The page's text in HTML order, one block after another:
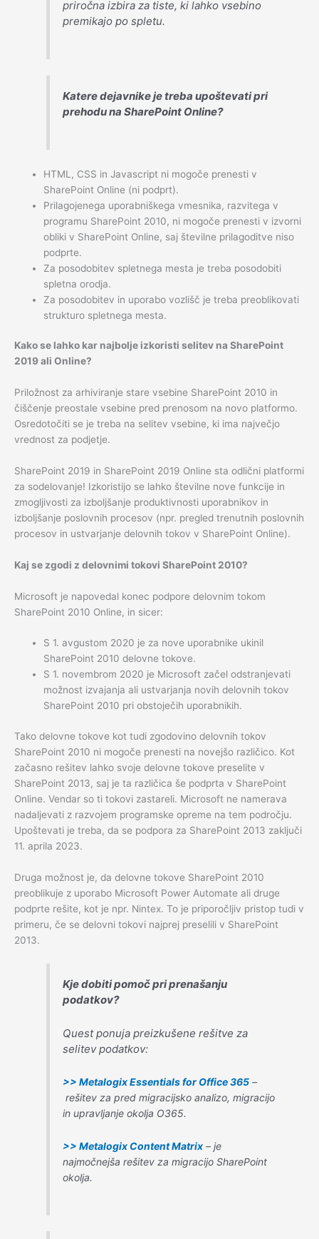
priročna izbira za tiste, ki lahko vsebino
premikajo po spletu.
Katere dejavnike je treba upoštevati pri
prehodu na SharePoint Online?
HTML, CSS in Javascript ni mogoče prenesti v
SharePoint Online (ni podprt).
Prilagojenega uporabniškega vmesnika, razvitega v
programu SharePoint 2010, ni mogoče prenesti v izvorni
obliki v SharePoint Online, saj številne prilagoditve niso
podprte.
Za posodobitev spletnega mesta je treba posodobiti
spletna orodja.
Za posodobitev in uporabo vozlišč je treba preoblikovati
strukturo spletnega mesta.
Kako se lahko kar najbolje izkoristi selitev na SharePoint
2019 ali Online?
Priložnost za arhiviranje stare vsebine SharePoint 2010 in
čiščenje preostale vsebine pred prenosom na novo platformo.
Osredotočiti se je treba na selitev vsebine, ki ima največjo
vrednost za podjetje.
SharePoint 2019 in SharePoint 2019 Online sta odlični platformi
za sodelovanje! Izkoristijo se lahko številne nove funkcije in
zmogljivosti za izboljšanje produktivnosti uporabnikov in
izboljšanje poslovnih procesov (npr. pregled trenutnih poslovnih
procesov in ustvarjanje delovnih tokov v SharePoint Online).
Kaj se zgodi z delovnimi tokovi SharePoint 2010?
Microsoft je napovedal konec podpore delovnim tokom
SharePoint 2010 Online, in sicer:
S 1. avgustom 2020 je za nove uporabnike ukinil
SharePoint 2010 delovne tokove.
S 1. novembrom 2020 je Microsoft začel odstranjevati
možnost izvajanja ali ustvarjanja novih delovnih tokov
SharePoint 2010 pri obstoječih uporabnikih.
Tako delovne tokove kot tudi zgodovino delovnih tokov
SharePoint 2010 ni mogoče prenesti na novejšo različico. Kot
začasno rešitev lahko svoje delovne tokove preselite v
SharePoint 2013, saj je ta različica še podprta v SharePoint
Online. Vendar so ti tokovi zastareli. Microsoft ne namerava
nadaljevati z razvojem programske opreme na tem področju.
Upoštevati je treba, da se podpora za SharePoint 2013 zaključi
11. aprila 2023.
Druga možnost je, da delovne tokove SharePoint 2010
preoblikuje z uporabo Microsoft Power Automate ali druge
podprte rešite, kot je npr. Nintex. To je priporočljiv pristop tudi v
primeru, če se delovni tokovi najprej preselili v SharePoint
2013.
Kje dobiti pomoč pri prenašanju
podatkov?
Quest ponuja preizkušene rešitve za
selitev podatkov:
>> Metalogix Essentials for Office 365 –
rešitev za pred migracijsko analizo, migracijo
in upravljanje okolja O365.
>> Metalogix Content Matrix –je
najmočnejša rešitev za migracijo SharePoint
okolja.